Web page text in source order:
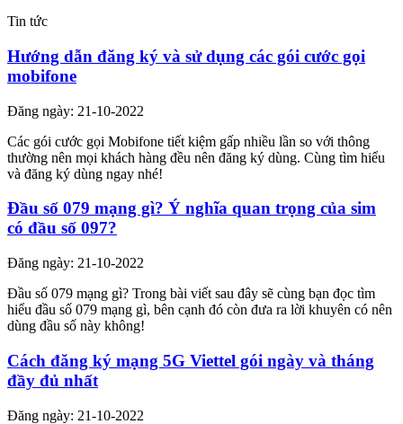
Tin tức
Hướng dẫn đăng ký và sử dụng các gói cước gọi
mobifone
Đăng ngày: 21-10-2022
Các gói cước gọi Mobifone tiết kiệm gấp nhiều lần so với thông
thường nên mọi khách hàng đều nên đăng ký dùng. Cùng tìm hiểu
và đăng ký dùng ngay nhé!
Đầu số 079 mạng gì? Ý nghĩa quan trọng của sim
có đầu số 097?
Đăng ngày: 21-10-2022
Đầu số 079 mạng gì? Trong bài viết sau đây sẽ cùng bạn đọc tìm
hiểu đầu số 079 mạng gì, bên cạnh đó còn đưa ra lời khuyên có nên
dùng đầu số này không!
Cách đăng ký mạng 5G Viettel gói ngày và tháng
đầy đủ nhất
Đăng ngày: 21-10-2022